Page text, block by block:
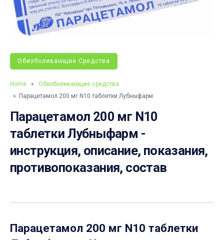
Обезболивающие Средства
Home »
Обезболивающие средства
» Парацетамол 200 мг N10 таблетки Лубныфарм
Парацетамол 200 мг N10
таблетки Лубныфарм -
инструкция, описание, показания,
противопоказания, состав
Парацетамол 200 мг N10 таблетки